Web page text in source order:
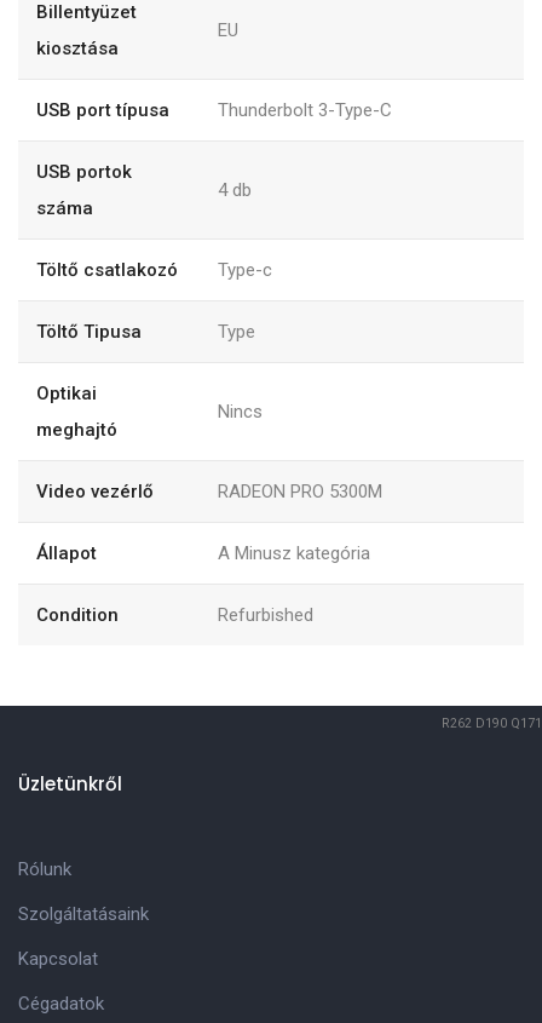
Billentyüzet
kiosztása
EU
USB port típusa Thunderbolt 3-Type-C
USB portok
száma
4 db
Töltő csatlakozó Type-c
Töltő Tipusa Type
Optikai
meghajtó
Nincs
Video vezérlő RADEON PRO 5300M
Állapot A Minusz kategória
Condition Refurbished
R262 D190 Q171
Üzletünkről
Rólunk
Szolgáltatásaink
Kapcsolat
Cégadatok